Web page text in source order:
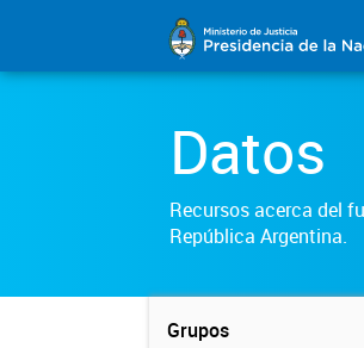
Datos
Recursos acerca del
República Argentina.
Grupos